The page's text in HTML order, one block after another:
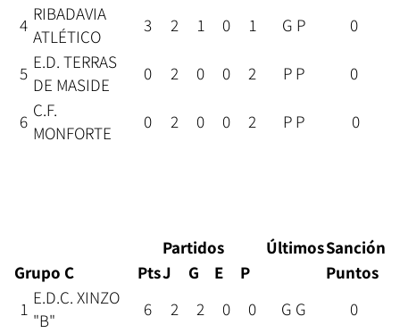
4
RIBADAVIA
ATLÉTICO
3 2 1 0 1 G P 0
5
E.D. TERRAS
DE MASIDE
0 2 0 0 2 P P 0
6
C.F.
MONFORTE
0 2 0 0 2 P P 0
Partidos ÚltimosSanción
Grupo C
PtsJ G E P
Puntos
1
E.D.C. XINZO
"B"
6 2 2 0 0 G G 0